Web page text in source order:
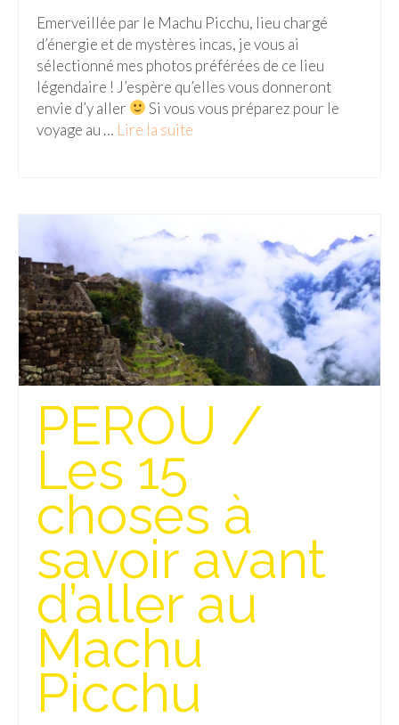
Emerveillée par le Machu Picchu, lieu chargé
d’énergie et de mystères incas, je vous ai
sélectionné mes photos préférées de ce lieu
légendaire ! J’espère qu’elles vous donneront
envie d’y aller
Si vous vous préparez pour le
voyage au … Lire la suite­­
PEROU /
Les 15
choses à
savoir avant
d’aller au
Machu
Picchu